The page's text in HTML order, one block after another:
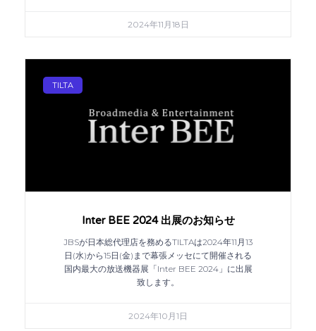
2024年11月18日
TILTA
Inter BEE 2024 出展のお知らせ
JBSが日本総代理店を務めるTILTAは2024年11月13
日(水)から15日(金)まで幕張メッセにて開催される
国内最大の放送機器展「Inter BEE 2024」に出展
致します。
2024年10月1日